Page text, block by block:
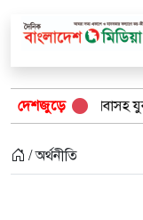
দেশজুড়ে
যুবক গ্রেপ্তার
/ অর্থনীতি